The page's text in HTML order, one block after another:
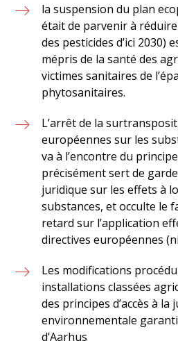
la suspension du plan
était de parvenir à
des pesticides d’ici 2030)
mépris de la santé des
victimes sanitaires de
phytosanitaires.
L’arrêt de la
européennes sur les
va à l’encontre du
précisément sert de
juridique sur les effets à
substances, et occulte le
retard sur l’application
directives européennes
Les modifications
installations classées
des principes d’accès à la
environnementale
d’Aarhus